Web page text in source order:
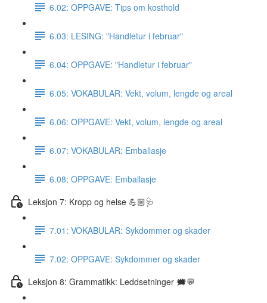
6.02: OPPGAVE: Tips om kosthold
6.03: LESING: "Handletur i februar"
6.04: OPPGAVE: "Handletur i februar"
6.05: VOKABULAR: Vekt, volum, lengde og areal
6.06: OPPGAVE: Vekt, volum, lengde og areal
6.07: VOKABULAR: Emballasje
6.08: OPPGAVE: Emballasje
Leksjon 7: Kropp og helse 💪🏼🩺
7.01: VOKABULAR: Sykdommer og skader
7.02: OPPGAVE: Sykdommer og skader
Leksjon 8: Grammatikk: Leddsetninger 🗯💬